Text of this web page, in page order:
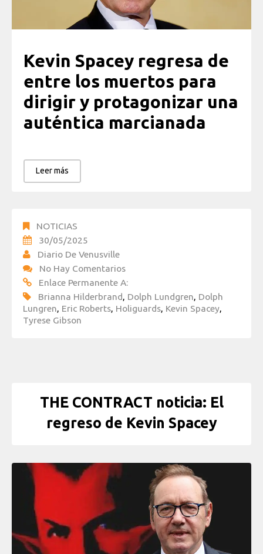
Kevin Spacey regresa de
entre los muertos para
dirigir y protagonizar una
auténtica marcianada
Leer más
NOTICIAS
30/05/2025
Diario De Venusville
No Hay Comentarios
Enlace Permanente A:
Brianna Hilderbrand, Dolph Lundgren, Dolph
Lungren, Eric Roberts, Holiguards, Kevin Spacey,
Tyrese Gibson
THE CONTRACT noticia: El
regreso de Kevin Spacey